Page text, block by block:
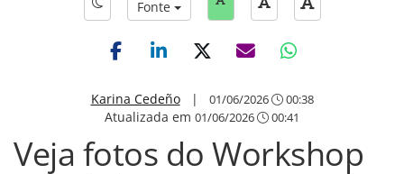
Fonte
Karina Cedeño| 01/06/2026 00:38
Atualizada em 01/06/2026 00:41
Veja fotos do Workshop